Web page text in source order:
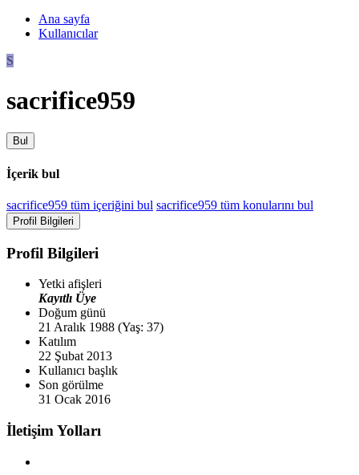
Ana sayfa
Kullanıcılar
S
sacrifice959
Bul
İçerik bul
sacrifice959 tüm içeriğini bul sacrifice959 tüm konularını bul
Profil Bilgileri
Profil Bilgileri
Yetki afişleri
Kayıtlı Üye
Doğum günü
21 Aralık 1988 (Yaş: 37)
Katılım
22 Şubat 2013
Kullanıcı başlık
Son görülme
31 Ocak 2016
İletişim Yolları